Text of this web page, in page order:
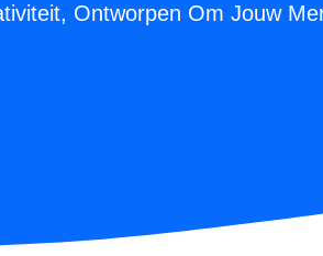
Ontworpen Om Jouw